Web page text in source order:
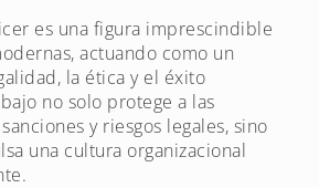
es una figura imprescindible
actuando como un
la ética y el éxito
no solo protege a las
y riesgos legales, sino
una cultura organizacional